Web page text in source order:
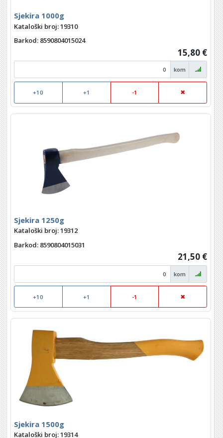
Sjekira 1000g
Kataloški broj: 19310
Barkod: 8590804015024
15,80 €
kom
+10 +1 -1
Sjekira 1250g
Kataloški broj: 19312
Barkod: 8590804015031
21,50 €
kom
+10 +1 -1
Sjekira 1500g
Kataloški broj: 19314